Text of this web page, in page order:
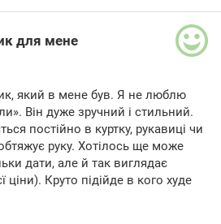
для мене
який в мене був. Я не люблю
Він дуже зручний і стильний.
постійно в куртку, рукавиці чи
руку. Хотілось ще може
дати, але й так виглядає
ціни). Круто підійде в кого худе